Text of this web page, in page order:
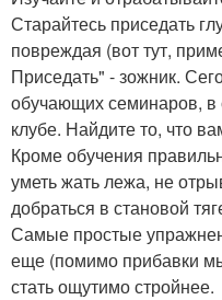
Старайтесь приседать
повреждая (вот тут,
Приседать" - зожник.
обучающих семинаров,
клубе. Найдите то, что
Кроме обучения
уметь жать лежа, не
добраться в становой
Самые простые
еще (помимо прибавки
стать ощутимо стройнее.